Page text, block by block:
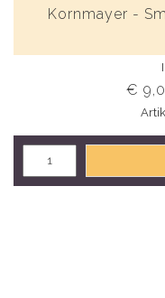
Kornmayer -
€